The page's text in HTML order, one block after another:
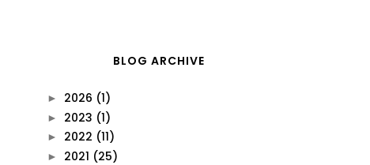
BLOG ARCHIVE
► 2026 (1)
► 2023 (1)
► 2022 (11)
► 2021 (25)